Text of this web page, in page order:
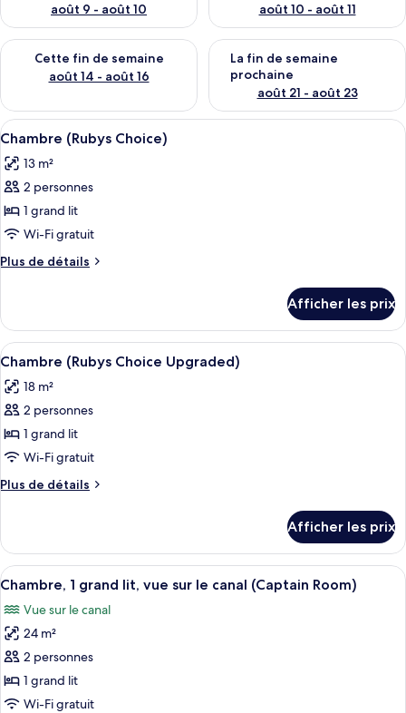
août 9 - août 10
août 10 - août 11
Cette fin de semaine
août 14 - août 16
Vérifier la disponibilité pour cette fin de semaine août 14 -
La fin de semaine
prochaine
août 21 - août 23
Vérifier la disponibilité pour
Afficher
toutes
les
photos
pour
ce
type
de
Chambre
(Rubys
Choice)
Literie de qualité, coffre-fort, bureau,
6
Chambre (Rubys Choice)
13 m²
2 personnes
1 grand lit
Wi-Fi gratuit
Plus de détails
Plus
Chambre
(Rubys
Choice)
Afficher les prix
Afficher
toutes
les
photos
pour
ce
type
de
Chambre
(Rubys
Choice
Upgraded)
Chambre (Rubys Choice Upgraded)
6
Chambre (Rubys Choice Upgraded)
18 m²
2 personnes
1 grand lit
Wi-Fi gratuit
Plus de détails
Plus
Chambre
(Rubys
Choice
Afficher les prix
Afficher
toutes
les
photos
pour
ce
type
Chambre, 1 grand lit, vue sur le
6
Chambre, 1 grand lit, vue sur le canal (Captain Room)
Vue sur le canal
24 m²
2 personnes
1 grand lit
Wi-Fi gratuit